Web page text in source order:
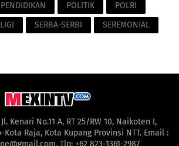
PENDIDIKAN POLITIK
POLRI
SERBA-SERBI
SEREMONIAL
Kenari No.11 A, RT 25/RW 10, Naikoten I,
Raja, Kota Kupang Provinsi NTT. Email :